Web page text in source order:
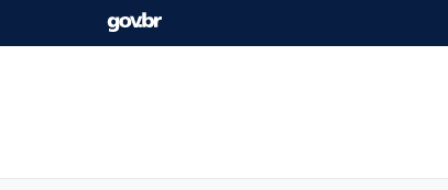
Skip to main content